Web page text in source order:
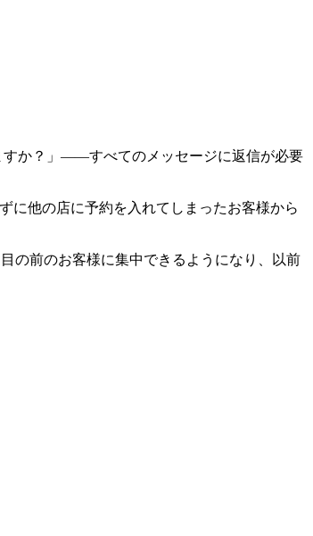
すか？」——すべてのメッセージに返信が必要
に他の店に予約を入れてしまったお客様から
の前のお客様に集中できるようになり、以前